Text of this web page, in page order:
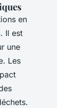
en
. Il est
une
Les